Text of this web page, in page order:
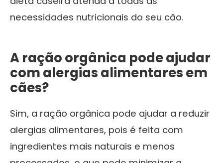
necessidades nutricionais do seu cão.
A ração orgânica pode ajudar
com alergias alimentares em
cães?
Sim, a ração orgânica pode ajudar a reduzir
alergias alimentares, pois é feita com
ingredientes mais naturais e menos